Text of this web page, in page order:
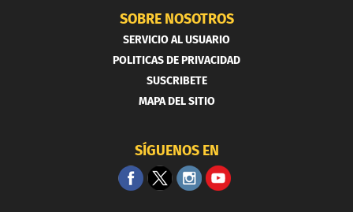
SOBRE NOSOTROS
SERVICIO AL USUARIO
POLITICAS DE PRIVACIDAD
SUSCRIBETE
MAPA DEL SITIO
SÍGUENOS EN